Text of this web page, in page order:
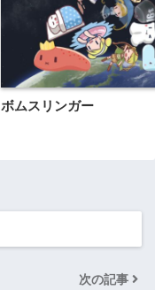
ボムスリンガー
次の記事